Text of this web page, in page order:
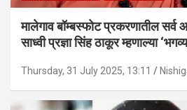
मालेगाव बॉम्बस्फोट प्रकरणातील सर्व
साध्वी प्रज्ञा सिंह ठाकूर म्हणाल्या
Thursday, 31 July 2025, 13:11